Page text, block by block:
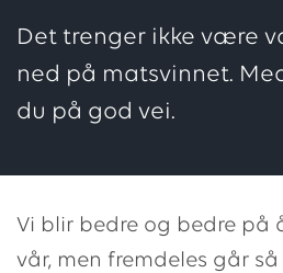
Det trenger ikke være
ned på matsvinnet.
du på god vei.
Vi blir bedre og bedre på
vår, men fremdeles går